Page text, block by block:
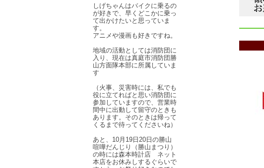
しげちゃんはバイクに乗るの
が好きで、早くどこかに乗っ
て出かけたいと思っていま
す。
アニメや漫画も好きですね。
地域の活動としては消防団に
入り、現在は真庭市消防団勝
山方面隊本部に所属していま
す
（火事、災害時には、私でも
役に立てればと思い消防団に
参加していますので、営業時
間中に出動して留守のときも
あります。そのときは帰って
くるまで待ってくださいね）
あと、10月19日20日の勝山
喧嘩だんじり（勝山まつり）
の時には森本時計店 ネット
本店をお休みしするぐらいで